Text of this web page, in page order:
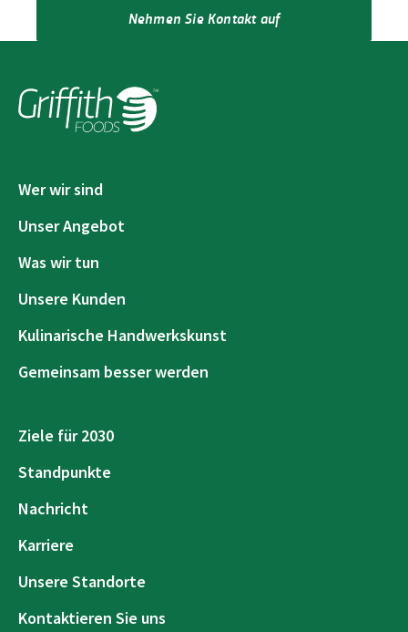
Nehmen Sie Kontakt auf
Wer wir sind
Unser Angebot
Was wir tun
Unsere Kunden
Kulinarische Handwerkskunst
Gemeinsam besser werden
Ziele für 2030
Standpunkte
Nachricht
Karriere
Unsere Standorte
Kontaktieren Sie uns